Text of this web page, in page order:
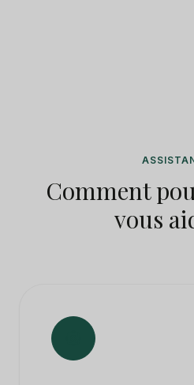
Comment
vous